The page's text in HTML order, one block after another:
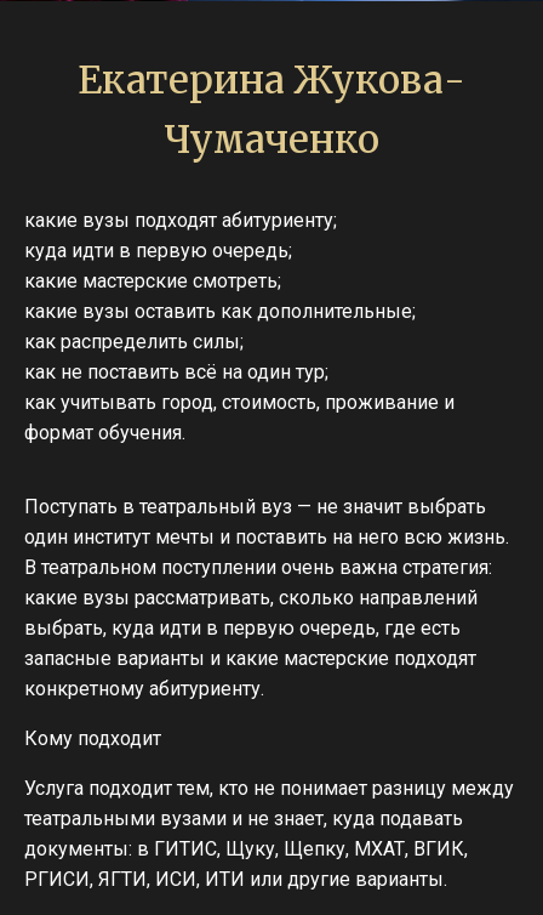
Екатерина Жукова-
Чумаченко
какие вузы подходят абитуриенту;
куда идти в первую очередь;
какие мастерские смотреть;
какие вузы оставить как дополнительные;
как распределить силы;
как не поставить всё на один тур;
как учитывать город, стоимость, проживание и
формат обучения.
Поступать в театральный вуз — не значит выбрать
один институт мечты и поставить на него всю жизнь.
В театральном поступлении очень важна стратегия:
какие вузы рассматривать, сколько направлений
выбрать, куда идти в первую очередь, где есть
запасные варианты и какие мастерские подходят
конкретному абитуриенту.
Кому подходит
Услуга подходит тем, кто не понимает разницу между
театральными вузами и не знает, куда подавать
документы: в ГИТИС, Щуку, Щепку, МХАТ, ВГИК,
РГИСИ, ЯГТИ, ИСИ, ИТИ или другие варианты.